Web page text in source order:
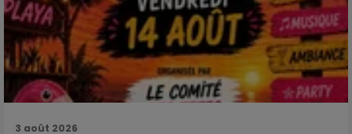
3 août 2026